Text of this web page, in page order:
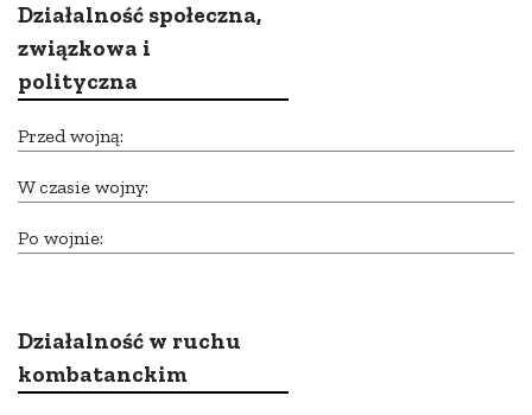
Działalność społeczna,
związkowa i
polityczna
Przed wojną:
W czasie wojny:
Po wojnie:
Działalność w ruchu
kombatanckim